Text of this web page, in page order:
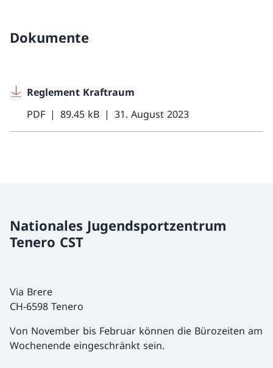
Dokumente
Reglement Kraftraum
PDF
89.45 kB 31. August 2023
Nationales Jugendsportzentrum
Tenero CST
Via Brere
CH-6598 Tenero
Von November bis Februar können die Bürozeiten am
Wochenende eingeschränkt sein.